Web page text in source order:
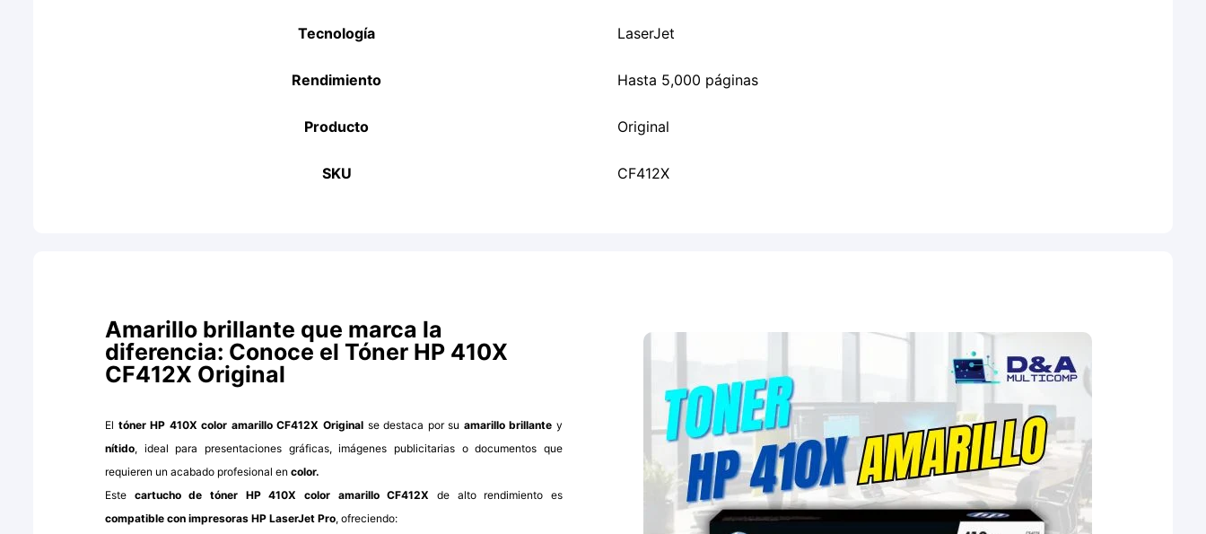
Tecnología LaserJet
Rendimiento Hasta 5,000 páginas
Producto Original
SKU CF412X
Amarillo brillante que marca la
diferencia: Conoce el Tóner HP 410X
CF412X Original
El tóner HP 410X color amarillo CF412X Original se destaca por su amarillo brillante y
nítido, ideal para presentaciones gráficas, imágenes publicitarias o documentos que
requieren un acabado profesional en color.
Este cartucho de tóner HP 410X color amarillo CF412X de alto rendimiento es
compatible con impresoras HP LaserJet Pro, ofreciendo: